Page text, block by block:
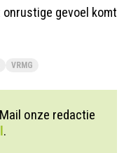
onrustige gevoel komt
VRMG
onze redactie
.